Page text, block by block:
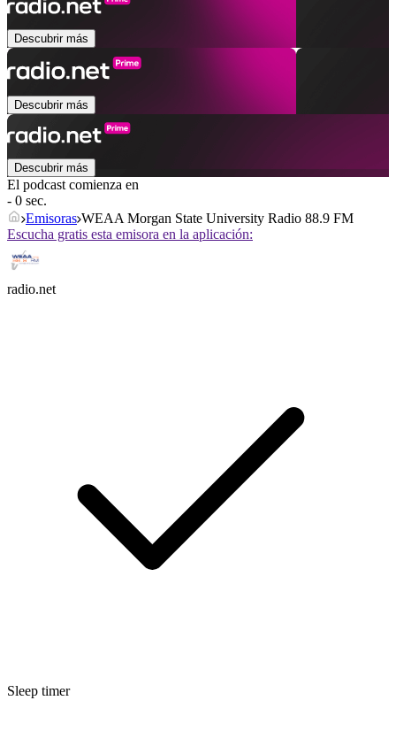
Descubrir más
Descubrir más
Descubrir más
El podcast comienza en
- 0 sec.
Emisoras WEAA Morgan State University Radio 88.9 FM
Escucha gratis esta emisora en la aplicación:
radio.net
Sleep timer